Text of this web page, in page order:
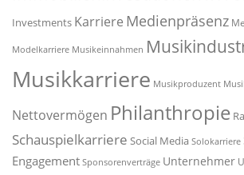
Investments Karriere Medienpräsenz
Modelkarriere Musikeinnahmen
Musikkarriere Musikproduzent
Nettovermögen Philanthropie
Schauspielkarriere Social Media Solokarriere
Engagement Sponsorenverträge Unternehmer